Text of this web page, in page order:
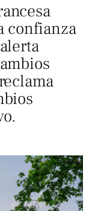
confianza